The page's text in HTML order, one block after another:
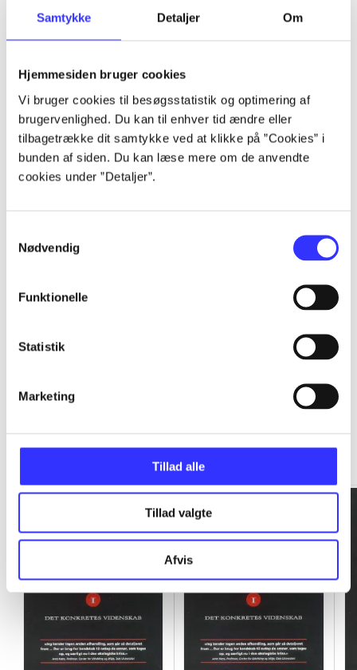
Samtykke Detaljer Om
Hjemmesiden bruger cookies
Vi bruger cookies til besøgsstatistik og optimering af
brugervenlighed. Du kan til enhver tid ændre eller
tilbagetrække dit samtykke ved at klikke på ”Cookies” i
bunden af siden. Du kan læse mere om de anvendte
cookies under ”Detaljer”.
Nødvendig
Funktionelle
Statistik
Marketing
Tillad alle
Tillad valgte
Afvis
Artikler
...
...
...
...
Gå til serien